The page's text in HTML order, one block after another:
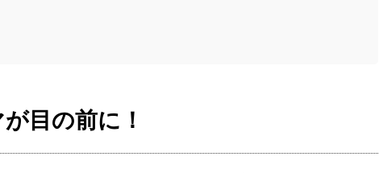
目の前に！